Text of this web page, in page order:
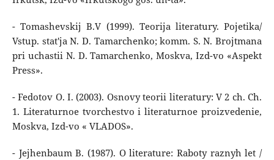
- Tomashevskij B.V (1999). Teorija literatury. Pojetika/
Vstup. stat'ja N. D. Tamarchenko; komm. S. N. Brojtmana
pri uchastii N. D. Tamarchenko, Moskva, Izd-vo «Aspekt
Press».
- Fedotov O. I. (2003). Osnovy teorii literatury: V 2 ch. Ch.
1. Literaturnoe tvorchestvo i literaturnoe proizvedenie,
Moskva, Izd-vo « VLADOS».
- Jejhenbaum B. (1987). O literature: Raboty raznyh let /